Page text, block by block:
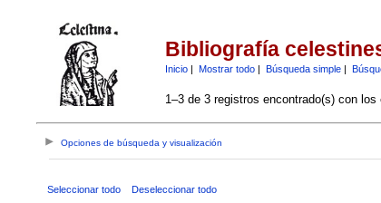
Bibliografía
Inicio| Mostrar todo| Búsqueda simple|
1–3 de 3 registros encontrado(s) con
Opciones de búsqueda y visualización
Seleccionar todo Deseleccionar todo